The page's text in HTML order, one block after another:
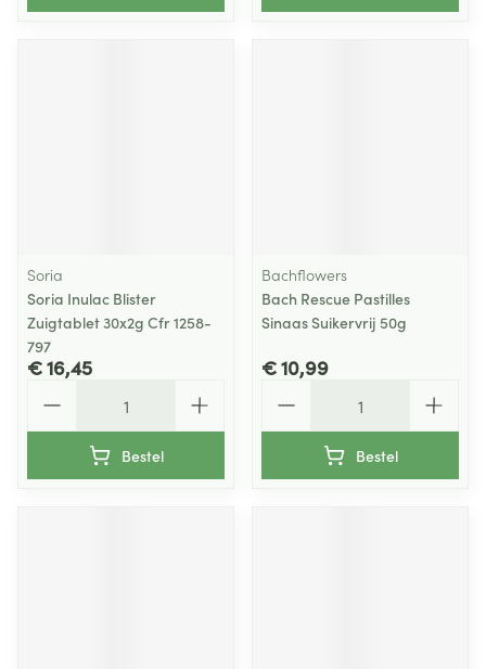
Soria
Soria Inulac Blister
Zuigtablet 30x2g Cfr 1258-
797
€ 16,45
Bestel
Bachflowers
Bach Rescue Pastilles
Sinaas Suikervrij 50g
€ 10,99
Bestel